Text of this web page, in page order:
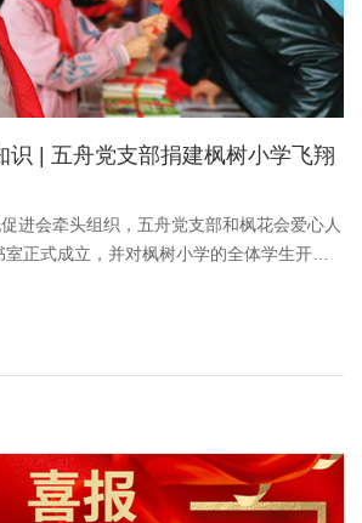
识 | 五舟党支部捐建枫树小学飞翔
进会牵头组织，五舟党支部和枫花会爱心人
正式成立，并对枫树小学的全体学生开